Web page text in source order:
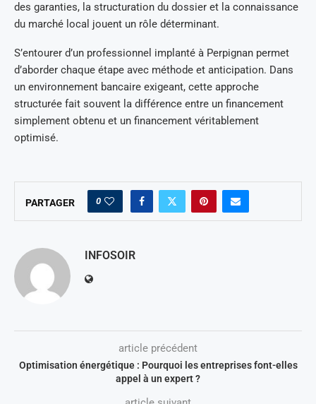
des garanties, la structuration du dossier et la connaissance
du marché local jouent un rôle déterminant.
S’entourer d’un professionnel implanté à Perpignan permet
d’aborder chaque étape avec méthode et anticipation. Dans
un environnement bancaire exigeant, cette approche
structurée fait souvent la différence entre un financement
simplement obtenu et un financement véritablement
optimisé.
PARTAGER 0
INFOSOIR
article précédent
Optimisation énergétique : Pourquoi les entreprises font-elles
appel à un expert ?